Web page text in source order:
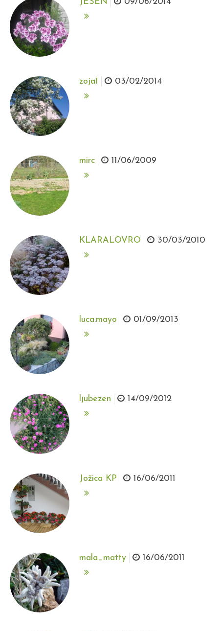
JESEN 09/06/2014
zoja1 03/02/2014
mirc 11/06/2009
KLARALOVRO 30/03/2010
luca.mayo 01/09/2013
ljubezen 14/09/2012
Jožica KP 16/06/2011
mala_matty 16/06/2011